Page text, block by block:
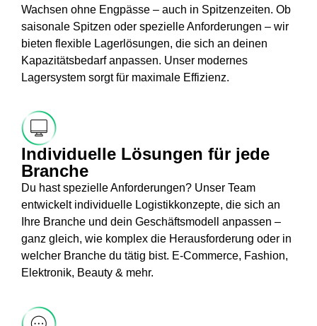
Wachsen ohne Engpässe – auch in Spitzenzeiten. Ob
saisonale Spitzen oder spezielle Anforderungen – wir
bieten flexible Lagerlösungen, die sich an deinen
Kapazitätsbedarf anpassen. Unser modernes
Lagersystem sorgt für maximale Effizienz.​
Individuelle Lösungen für jede
Branche
Du hast spezielle Anforderungen? Unser Team
entwickelt individuelle Logistikkonzepte, die sich an
Ihre Branche und dein Geschäftsmodell anpassen –
ganz gleich, wie komplex die Herausforderung oder in
welcher Branche du tätig bist. E-Commerce, Fashion,
Elektronik, Beauty & mehr.